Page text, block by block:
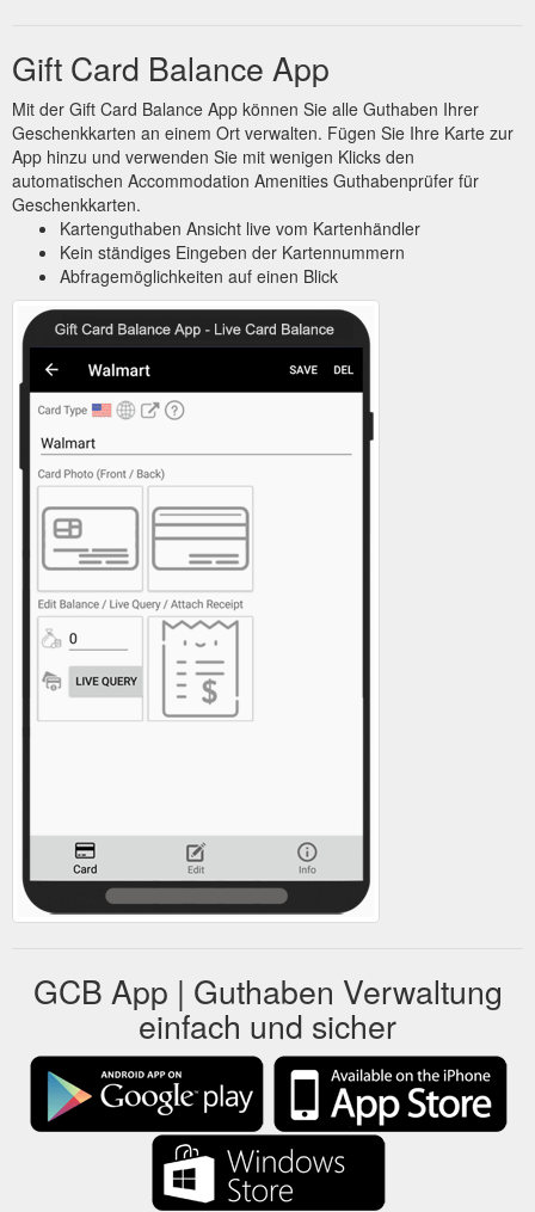
Gift Card Balance App
Mit der Gift Card Balance App können Sie alle Guthaben Ihrer
Geschenkkarten an einem Ort verwalten. Fügen Sie Ihre Karte zur
App hinzu und verwenden Sie mit wenigen Klicks den
automatischen Accommodation Amenities Guthabenprüfer für
Geschenkkarten.
Kartenguthaben Ansicht live vom Kartenhändler
Kein ständiges Eingeben der Kartennummern
Abfragemöglichkeiten auf einen Blick
GCB App | Guthaben Verwaltung
einfach und sicher